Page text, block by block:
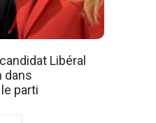
Libéral
dans
parti